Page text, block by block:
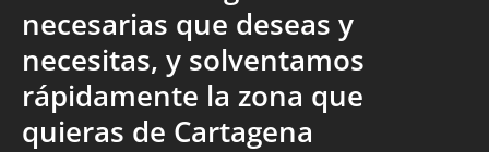
necesarias que deseas y
necesitas, y solventamos
rápidamente la zona que
quieras de Cartagena